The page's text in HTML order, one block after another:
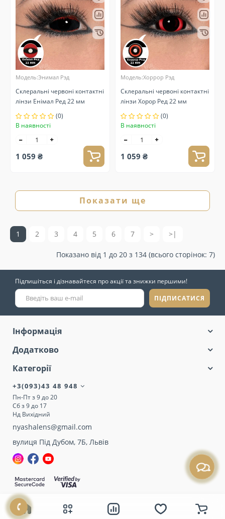
Модель:Энимал Рэд
Склеральні червоні контактні
лінзи Енімал Ред 22 мм
(0)
В наявності
1 059 ₴
Модель:Хоррор Рэд
Склеральні червоні контактні
лінзи Хорор Ред 22 мм
(0)
В наявності
1 059 ₴
Показати ще
1 2 3 4 5 6 7 > >|
Показано від 1 до 20 з 134 (всього сторінок: 7)
Підпишіться і дізнавайтеся про акції та знижки першими!
ПІДПИСАТИСЯ
Інформація
Додатково
Категорії
+3(093)43 48 948
Пн-Пт з 9 до 20
Сб з 9 до 17
Нд Вихідний
nyashalens@gmail.com
вулиця Під Дубом, 7Б, Львів